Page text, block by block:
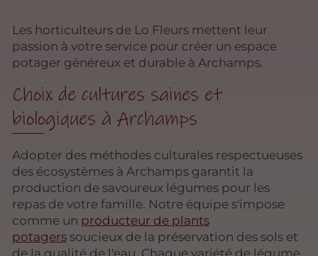
Les horticulteurs de Lo Fleurs mettent leur
passion à votre service pour créer un espace
potager généreux et durable à Archamps.
Choix de cultures saines et
biologiques à Archamps
Adopter des méthodes culturales respectueuses
des écosystèmes à Archamps garantit la
production de savoureux légumes pour les
repas de votre famille. Notre équipe s'impose
comme un producteur de plants
potagers soucieux de la préservation des sols et